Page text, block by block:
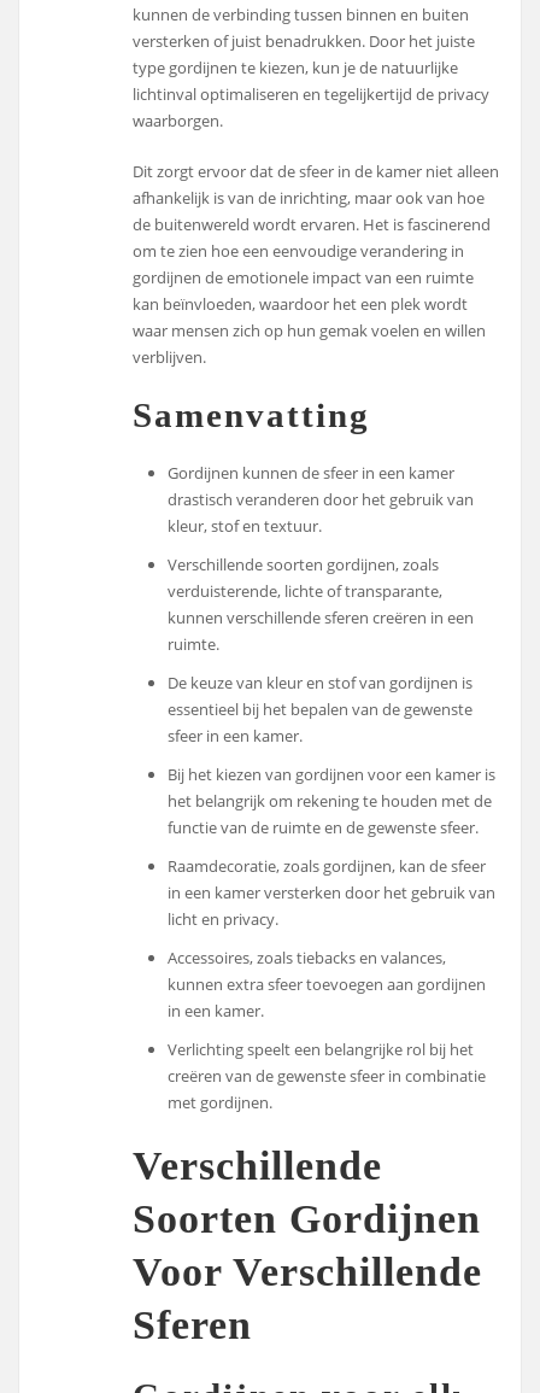
kunnen de verbinding tussen binnen en buiten
versterken of juist benadrukken. Door het juiste
type gordijnen te kiezen, kun je de natuurlijke
lichtinval optimaliseren en tegelijkertijd de privacy
waarborgen.
Dit zorgt ervoor dat de sfeer in de kamer niet alleen
afhankelijk is van de inrichting, maar ook van hoe
de buitenwereld wordt ervaren. Het is fascinerend
om te zien hoe een eenvoudige verandering in
gordijnen de emotionele impact van een ruimte
kan beïnvloeden, waardoor het een plek wordt
waar mensen zich op hun gemak voelen en willen
verblijven.
Samenvatting
Gordijnen kunnen de sfeer in een kamer
drastisch veranderen door het gebruik van
kleur, stof en textuur.
Verschillende soorten gordijnen, zoals
verduisterende, lichte of transparante,
kunnen verschillende sferen creëren in een
ruimte.
De keuze van kleur en stof van gordijnen is
essentieel bij het bepalen van de gewenste
sfeer in een kamer.
Bij het kiezen van gordijnen voor een kamer is
het belangrijk om rekening te houden met de
functie van de ruimte en de gewenste sfeer.
Raamdecoratie, zoals gordijnen, kan de sfeer
in een kamer versterken door het gebruik van
licht en privacy.
Accessoires, zoals tiebacks en valances,
kunnen extra sfeer toevoegen aan gordijnen
in een kamer.
Verlichting speelt een belangrijke rol bij het
creëren van de gewenste sfeer in combinatie
met gordijnen.
Verschillende
Soorten Gordijnen
Voor Verschillende
Sferen